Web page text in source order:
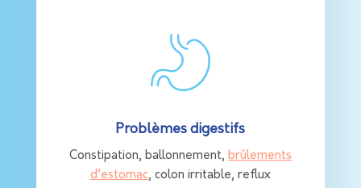
Problèmes digestifs
Constipation, ballonnement, brûlements
d’estomac, colon irritable, reflux